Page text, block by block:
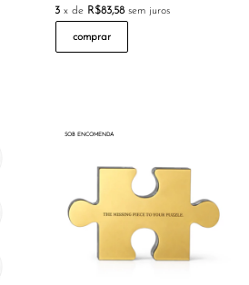
3 x de R$83,58 sem juros
comprar
SOB ENCOMENDA